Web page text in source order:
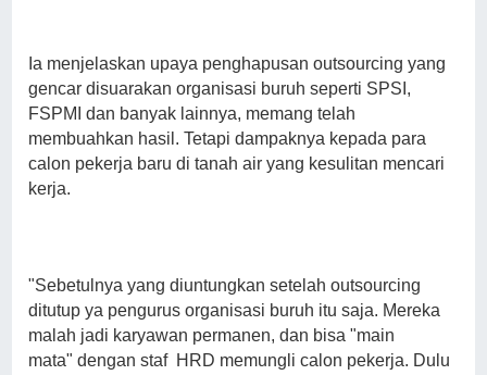
Ia menjelaskan upaya penghapusan outsourcing yang
gencar disuarakan organisasi buruh seperti SPSI,
FSPMI dan banyak lainnya, memang telah
membuahkan hasil. Tetapi dampaknya kepada para
calon pekerja baru di tanah air yang kesulitan mencari
kerja.
"Sebetulnya yang diuntungkan setelah outsourcing
ditutup ya pengurus organisasi buruh itu saja. Mereka
malah jadi karyawan permanen, dan bisa "main
mata" dengan staf HRD memungli calon pekerja. Dulu